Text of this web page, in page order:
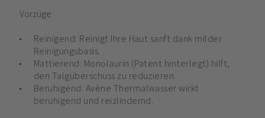
Vorzüge
Reinigend: Reinigt Ihre Haut sanft dank milder
Reinigungsbasis.
Mattierend: Monolaurin (Patent hinterlegt) hilft,
den Talgüberschuss zu reduzieren.
Beruhigend: Avène Thermalwasser wirkt
beruhigend und reizlindernd.